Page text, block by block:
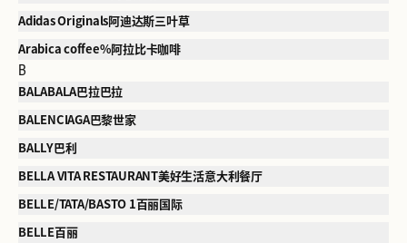
Adidas Originals阿迪达斯三叶草
Arabica coffee%阿拉比卡咖啡
B
BALABALA巴拉巴拉
BALENCIAGA巴黎世家
BALLY巴利
BELLA VITA RESTAURANT美好生活意大利餐厅
BELLE/TATA/BASTO 1百丽国际
BELLE百丽